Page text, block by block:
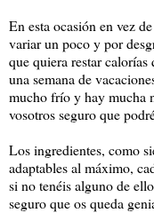
En esta ocasión en vez
variar un poco y por
que quiera restar calorías
una semana de
mucho frío y hay mucha
vosotros seguro que
Los ingredientes, como
adaptables al máximo,
si no tenéis alguno de
seguro que os queda